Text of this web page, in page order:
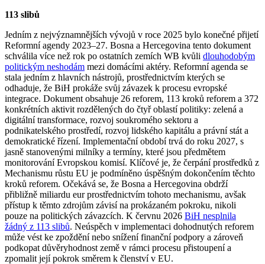
113 slibů
Jedním z nejvýznamnějších vývojů v roce 2025 bylo konečné přijetí
Reformní agendy 2023–27. Bosna a Hercegovina tento dokument
schválila více než rok po ostatních zemích WB kvůli dlouhodobým
politickým neshodám mezi domácími aktéry. Reformní agenda se
stala jedním z hlavních nástrojů, prostřednictvím kterých se
odhaduje, že BiH prokáže svůj závazek k procesu evropské
integrace. Dokument obsahuje 26 reforem, 113 kroků reforem a 372
konkrétních aktivit rozdělených do čtyř oblastí politiky: zelená a
digitální transformace, rozvoj soukromého sektoru a
podnikatelského prostředí, rozvoj lidského kapitálu a právní stát a
demokratické řízení. Implementační období trvá do roku 2027, s
jasně stanovenými milníky a termíny, které jsou předmětem
monitorování Evropskou komisí. Klíčové je, že čerpání prostředků z
Mechanismu růstu EU je podmíněno úspěšným dokončením těchto
kroků reforem. Očekává se, že Bosna a Hercegovina obdrží
přibližně miliardu eur prostřednictvím tohoto mechanismu, avšak
přístup k těmto zdrojům závisí na prokázaném pokroku, nikoli
pouze na politických závazcích. K červnu 2026 BiH nesplnila
žádný z 113 slibů. Neúspěch v implementaci dohodnutých reforem
může vést ke zpoždění nebo snížení finanční podpory a zároveň
podkopat důvěryhodnost země v rámci procesu přistoupení a
zpomalit její pokrok směrem k členství v EU.